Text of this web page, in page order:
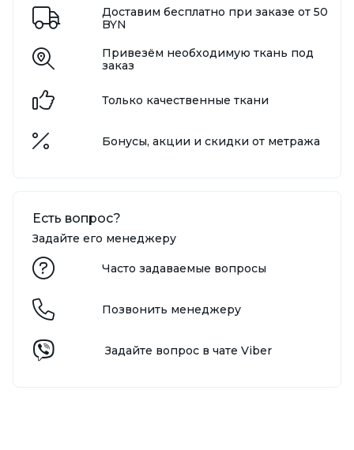
Доставим бесплатно при заказе от 50
BYN
Привезём необходимую ткань под
заказ
Только качественные ткани
Бонусы, акции и скидки от метража
Есть вопрос?
Задайте его менеджеру
Часто задаваемые вопросы
Позвонить менеджеру
Задайте вопрос в чате Viber